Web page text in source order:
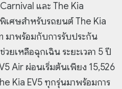
และ The Kia
เศษสำหรับรถยนต์ The Kia
มาพร้อมกับการรับประกัน
ยเหลือฉุกเฉิน ระยะเวลา 5 ปี
Air ผ่อนเริ่มต้นเพียง 15,526
Kia EV5 ทุกรุ่นมาพร้อมการ